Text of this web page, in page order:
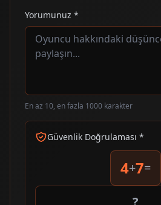
Yorumunuz *
En az 10, en fazla 1000 karakter
Güvenlik Doğrulaması *
4+7=